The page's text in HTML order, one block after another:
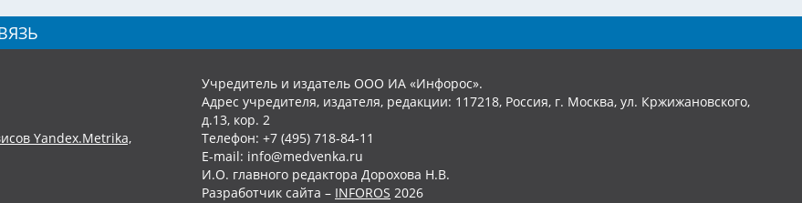
Yandex.Metrika,
Учредитель и издатель ООО ИА «Инфорос».
Адрес учредителя, издателя, редакции: 117218, Россия, г. Москва, ул. Кржижановского,
д.13, кор. 2
Телефон: +7 (495) 718-84-11
E-mail: info@medvenka.ru
И.О. главного редактора Дорохова Н.В.
Разработчик сайта – INFOROS 2026